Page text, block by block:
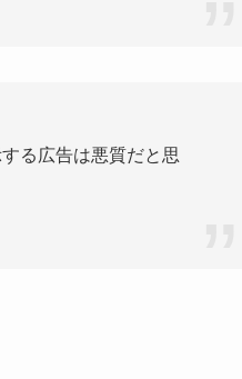
る広告は悪質だと思